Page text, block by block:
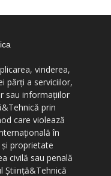
vinderea,
părți a serviciilor,
sau informațiilor
prin
care violează
în
proprietate
civilă sau penală
Știință&Tehnică